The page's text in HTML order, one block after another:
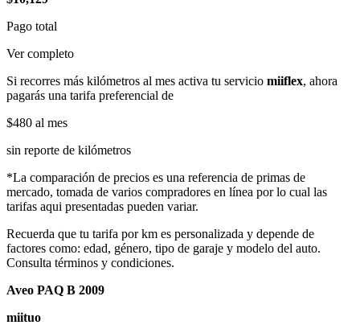
Pago total
Ver completo
Si recorres más kilómetros al mes activa tu servicio miiflex, ahora
pagarás una tarifa preferencial de
$480 al mes
sin reporte de kilómetros
*La comparación de precios es una referencia de primas de
mercado, tomada de varios compradores en línea por lo cual las
tarifas aqui presentadas pueden variar.
Recuerda que tu tarifa por km es personalizada y depende de
factores como: edad, género, tipo de garaje y modelo del auto.
Consulta términos y condiciones.
Aveo PAQ B 2009
miituo